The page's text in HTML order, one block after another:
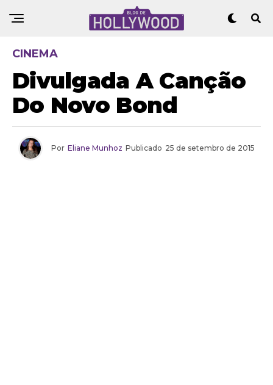
CINEMA
Divulgada A Canção
Do Novo Bond
Por Eliane Munhoz Publicado 25 de setembro de 2015